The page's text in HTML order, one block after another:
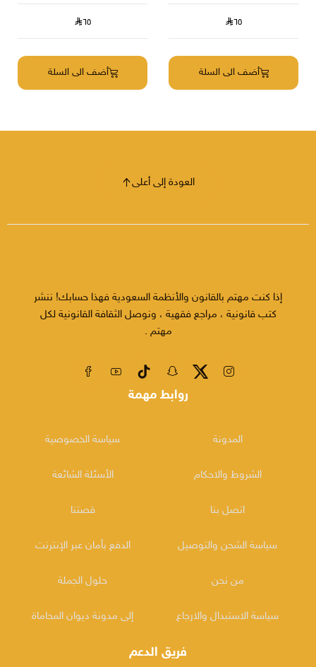
٦٥
أضف الى السلة
٦٥
أضف الى السلة
العودة إلى أعلى
إذا كنت مهتم بالقانون والأنظمة السعودية فهذا حسابك! ننشر
كتب قانونية ، مراجع فقهية ، ونوصل الثقافة القانونية لكل
مهتم .
روابط مهمة
المدونة
الشروط والاحكام
اتصل بنا
سياسة الشحن والتوصيل
من نحن
سياسة الاستبدال والارجاع
سياسة الخصوصية
الأسئلة الشائعة
قصتنا
الدفع بأمان عبر الإنترنت
حلول الجملة
إلى مدونة ديوان المحاماة
فريق الدعم